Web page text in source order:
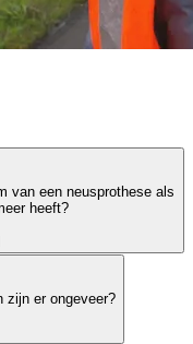
van een neusprothese als
heeft?
zijn er ongeveer?